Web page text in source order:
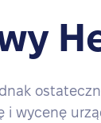
i wycenę